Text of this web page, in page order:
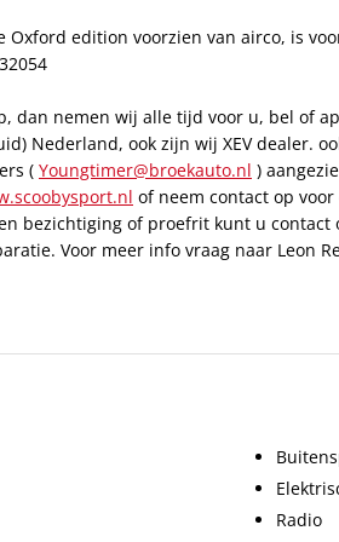
Oxford edition voorzien van airco, is
dan nemen wij alle tijd voor u, bel of
Nederland, ook zijn wij XEV dealer.
( Youngtimer@broekauto.nl )
of neem contact op
bezichtiging of proefrit kunt u contact
Voor meer info vraag naar Leon
Radio